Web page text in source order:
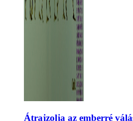
Átrajzolja az emberré